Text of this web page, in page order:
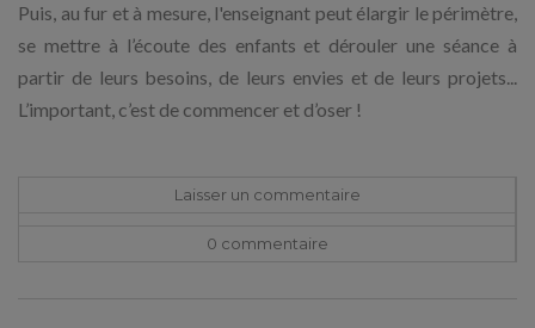
Puis, au fur et à mesure, l'enseignant peut élargir le périmètre,
se mettre à l’écoute des enfants et dérouler une séance à
partir de leurs besoins, de leurs envies et de leurs projets...
L’important, c’est de commencer et d’oser !
Laisser un commentaire
0 commentaire